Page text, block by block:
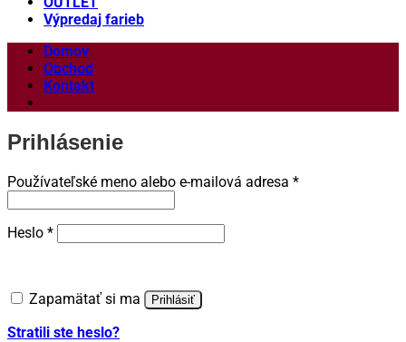
Výpredaj farieb
Domov
Obchod
Kontakt
Prihlásenie
Používateľské meno alebo e-mailová adresa *Povinné
Heslo *Povinné
Zapamätať si ma Prihlásiť
Stratili ste heslo?